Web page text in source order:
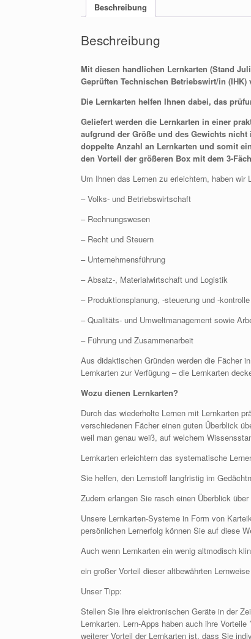
Beschreibung
Beschreibung
Mit diesen handlichen Lernkarten (Stand
Geprüften Technischen Betriebswirt/in (IHK)
Die Lernkarten helfen Ihnen dabei, das
Geliefert werden die Lernkarten in einer
aufgrund der Größe und des Gewichts
doppelte Anzahl an Lernkarten und somit
den Vorteil der größeren Box mit dem 3-
Um Ihnen das Lernen zu erleichtern, haben
– Volks- und Betriebswirtschaft
– Rechnungswesen
– Recht und Steuern
– Unternehmensführung
– Absatz-, Materialwirtschaft und Logistik
– Produktionsplanung, -steuerung und -kontrolle
– Qualitäts- und Umweltmanagement sowie
– Führung und Zusammenarbeit
Aus didaktischen Gründen werden die Fächer
Lernkarten zur Verfügung – die Lernkarten
Wozu dienen Lernkarten?
Durch das wiederholte Lernen mit Lernkarten
verschiedenen Fächer einen guten Überblick
weil man genau weiß, auf welchem
Lernkarten erleichtern das systematische
Sie helfen, den Lernstoff langfristig im
Zudem erlangen Sie rasch einen Überblick
Unsere Lernkarten-Systeme in Form von
persönlichen Lernerfolg können Sie auf diese
Auch wenn Lernkarten ein wenig altmodisch
ein großer Vorteil dieser altbewährten
Unser Tipp:
Stellen Sie Ihre elektronischen Geräte in der
Lernkarten. Lern-Apps haben auch ihre
weiterer Vorteil der Lernkarten ist, dass Sie